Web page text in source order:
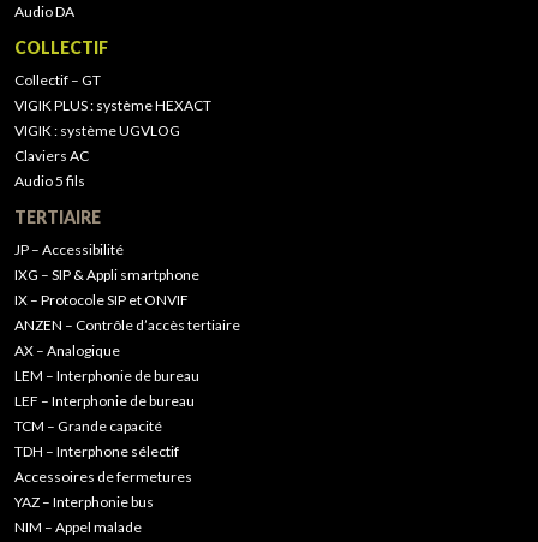
Audio DA
COLLECTIF
Collectif – GT
VIGIK PLUS : système HEXACT
VIGIK : système UGVLOG
Claviers AC
Audio 5 fils
TERTIAIRE
JP – Accessibilité
IXG – SIP & Appli smartphone
IX – Protocole SIP et ONVIF
ANZEN – Contrôle d’accès tertiaire
AX – Analogique
LEM – Interphonie de bureau
LEF – Interphonie de bureau
TCM – Grande capacité
TDH – Interphone sélectif
Accessoires de fermetures
YAZ – Interphonie bus
NIM – Appel malade